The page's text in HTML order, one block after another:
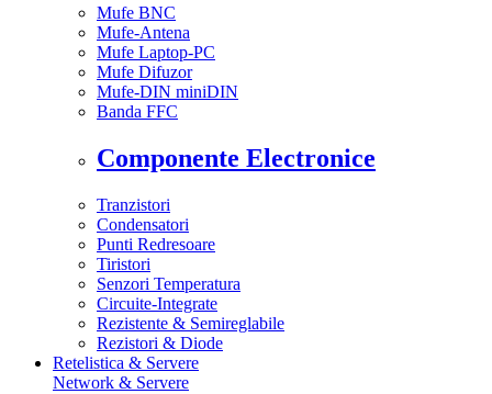
Mufe BNC
Mufe-Antena
Mufe Laptop-PC
Mufe Difuzor
Mufe-DIN miniDIN
Banda FFC
Componente Electronice
Tranzistori
Condensatori
Punti Redresoare
Tiristori
Senzori Temperatura
Circuite-Integrate
Rezistente & Semireglabile
Rezistori & Diode
Retelistica & Servere
Network & Servere